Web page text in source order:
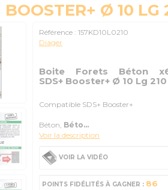
Ø 10 LG
Référence : 157KD10L0210
Diager
Boite Forets Béton
SDS+ Booster+ Ø 10 Lg 210
Compatible SDS+ Booster+
Béton, Béto...
Voir la description
VOIR LA VIDÉO
POINTS FIDÉLITÉS À GAGNER : 86